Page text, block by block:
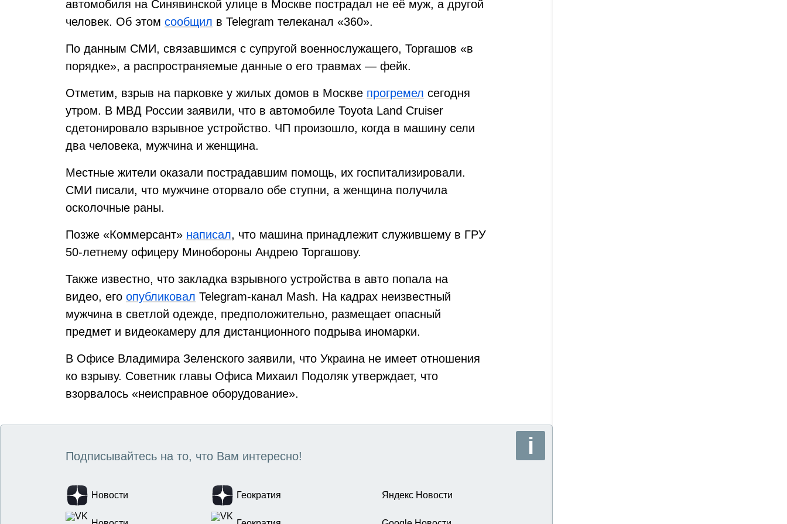
автомобиля на Синявинской улице в Москве пострадал не её муж, а другой
человек. Об этом сообщил в Telegram телеканал «360».
По данным СМИ, связавшимся с супругой военнослужащего, Торгашов «в
порядке», а распространяемые данные о его травмах — фейк.
Отметим, взрыв на парковке у жилых домов в Москве прогремел сегодня
утром. В МВД России заявили, что в автомобиле Toyota Land Cruiser
сдетонировало взрывное устройство. ЧП произошло, когда в машину сели
два человека, мужчина и женщина.
Местные жители оказали пострадавшим помощь, их госпитализировали.
СМИ писали, что мужчине оторвало обе ступни, а женщина получила
осколочные раны.
Позже «Коммерсант» написал, что машина принадлежит служившему в ГРУ
50-летнему офицеру Минобороны Андрею Торгашову.
Также известно, что закладка взрывного устройства в авто попала на
видео, его опубликовал Telegram-канал Mash. На кадрах неизвестный
мужчина в светлой одежде, предположительно, размещает опасный
предмет и видеокамеру для дистанционного подрыва иномарки.
В Офисе Владимира Зеленского заявили, что Украина не имеет отношения
ко взрыву. Советник главы Офиса Михаил Подоляк утверждает, что
взорвалось «неисправное оборудование».
Подписывайтесь на то, что Вам интересно!
Новости Геократия Яндекс Новости